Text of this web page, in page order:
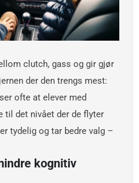
clutch, gass og gir gjør
der den trengs mest:
ofte at elever med
til det nivået der de flyter
tydelig og tar bedre valg –
kognitiv